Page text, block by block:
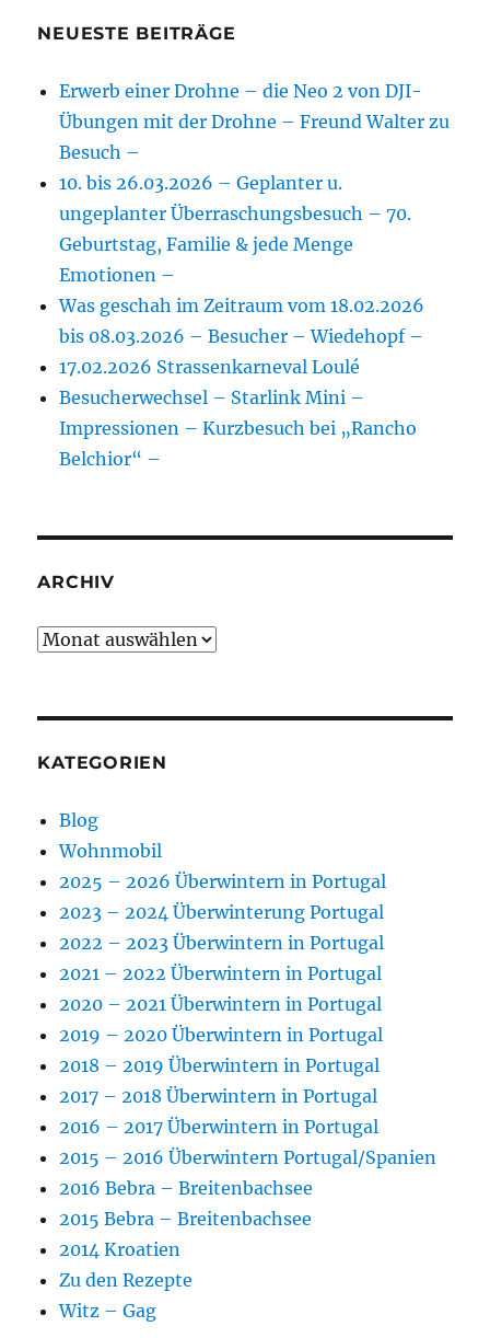
NEUESTE BEITRÄGE
Erwerb einer Drohne – die Neo 2 von DJI-
Übungen mit der Drohne – Freund Walter zu
Besuch –
10. bis 26.03.2026 – Geplanter u.
ungeplanter Überraschungsbesuch – 70.
Geburtstag, Familie & jede Menge
Emotionen –
Was geschah im Zeitraum vom 18.02.2026
bis 08.03.2026 – Besucher – Wiedehopf –
17.02.2026 Strassenkarneval Loulé
Besucherwechsel – Starlink Mini –
Impressionen – Kurzbesuch bei „Rancho
Belchior“ –
ARCHIV
Archiv
KATEGORIEN
Blog
Wohnmobil
2025 – 2026 Überwintern in Portugal
2023 – 2024 Überwinterung Portugal
2022 – 2023 Überwintern in Portugal
2021 – 2022 Überwintern in Portugal
2020 – 2021 Überwintern in Portugal
2019 – 2020 Überwintern in Portugal
2018 – 2019 Überwintern in Portugal
2017 – 2018 Überwintern in Portugal
2016 – 2017 Überwintern in Portugal
2015 – 2016 Überwintern Portugal/Spanien
2016 Bebra – Breitenbachsee
2015 Bebra – Breitenbachsee
2014 Kroatien
Zu den Rezepte
Witz – Gag